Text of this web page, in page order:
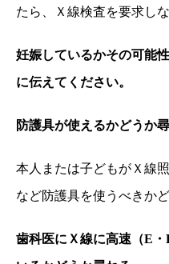
たら、Ｘ線検査を要求し
妊娠しているかその可能
に伝えてください。
防護具が使えるかどうか
本人または子どもがＸ線
など防護具を使うべきか
歯科医にＸ線に高速（E・